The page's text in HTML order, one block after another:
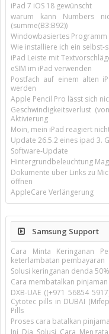
iPad 7 iOS 18 gewünscht
warum kann Numbers
(summe(B3:B92))
Windowbasiertes
Wie installiere ich ein selbst-
iPad Leiste mit
eSIM im iPad verwenden
Postfach auf einem alten
werden
Apple Pencil Pro lässt sich
Geschwindigkeitsverlust
Aktivierung
Moin, mein iPad reagiert
Update 26.5.2 eines ipad 3.
Software-Update
Hintergrundbeleuchtung
Dokumente über Links zu
öffnen
AppleCare Verlängerung
Samsung Support
Cara Minta Keringanan
keterlambatan pembayaran
Solusi keringanan denda
Cara membatalkan
DXB-UAE ((+971 56854
Cytotec pills in DUBAI
Pills
Proses cara batalkan